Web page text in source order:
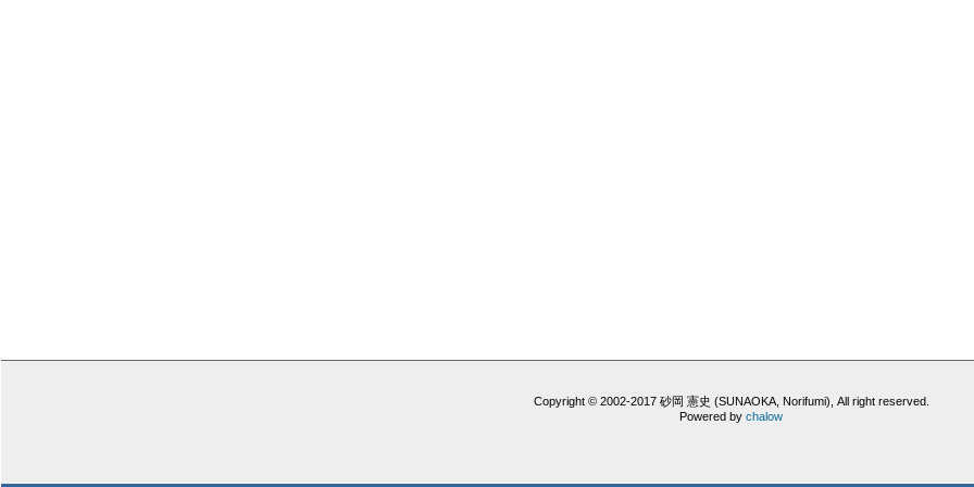
Copyright © 2002-2017 砂岡 憲史 (SUNAOKA, Norifumi), All right reserved.
Powered by chalow